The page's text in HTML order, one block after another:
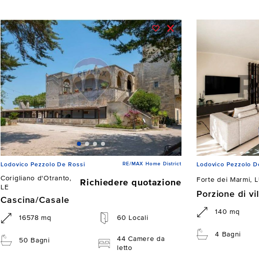
Lodovico Pezzolo De Rossi RE/MAX Home District
Corigliano d'Otranto,
LE
Richiedere quotazione
Cascina/Casale
16578 mq 60 Locali
50 Bagni
44 Camere da
letto
Lodovico Pezzolo
Forte dei Marmi,
Porzione di
140 mq
4 Bagni